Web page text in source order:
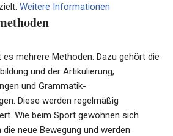
Weitere Informationen
es mehrere Methoden. Dazu gehört die
und der Artikulierung,
und Grammatik-
. Diese werden regelmäßig
Wie beim Sport gewöhnen sich
neue Bewegung und werden